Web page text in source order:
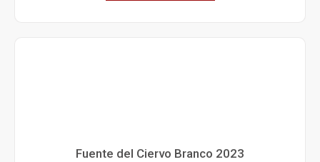
Fuente del Ciervo Branco 2023